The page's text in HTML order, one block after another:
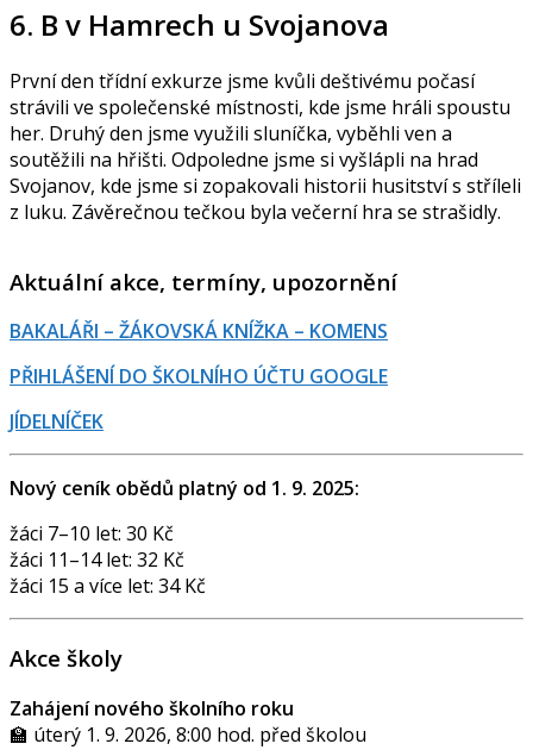
6. B v Hamrech u Svojanova
První den třídní exkurze jsme kvůli deštivému počasí
strávili ve společenské místnosti, kde jsme hráli spoustu
her. Druhý den jsme využili sluníčka, vyběhli ven a
soutěžili na hřišti. Odpoledne jsme si vyšlápli na hrad
Svojanov, kde jsme si zopakovali historii husitství s stříleli
z luku. Závěrečnou tečkou byla večerní hra se strašidly.
Aktuální akce, termíny, upozornění
BAKALÁŘI – ŽÁKOVSKÁ KNÍŽKA – KOMENS
PŘIHLÁŠENÍ DO ŠKOLNÍHO ÚČTU GOOGLE
JÍDELNÍČEK
Nový ceník obědů platný od 1. 9. 2025:
žáci 7–10 let: 30 Kč
žáci 11–14 let: 32 Kč
žáci 15 a více let: 34 Kč
Akce školy
Zahájení nového školního roku
🏫 úterý 1. 9. 2026, 8:00 hod. před školou